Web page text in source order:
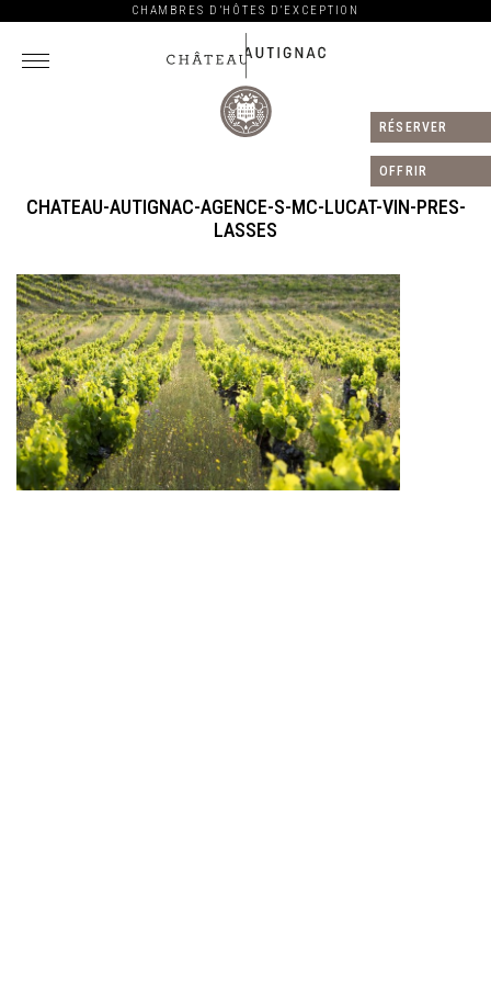
CHAMBRES D’HÔTES D’EXCEPTION
RÉSERVER
OFFRIR
CHATEAU-AUTIGNAC-AGENCE-S-MC-LUCAT-VIN-PRES-
LASSES